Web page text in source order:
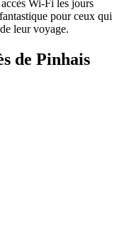
Wi-Fi les jours
pour ceux qui
leur voyage.
de Pinhais